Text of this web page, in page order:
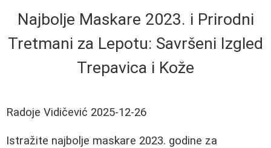
Najbolje Maskare 2023. i Prirodni
Tretmani za Lepotu: Savršeni Izgled
Trepavica i Kože
Radoje Vidičević 2025-12-26
Istražite najbolje maskare 2023. godine za